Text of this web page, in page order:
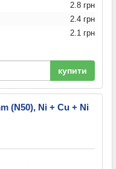
2.8 грн
2.4 грн
2.1 грн
купити
(N50), Ni + Cu + Ni